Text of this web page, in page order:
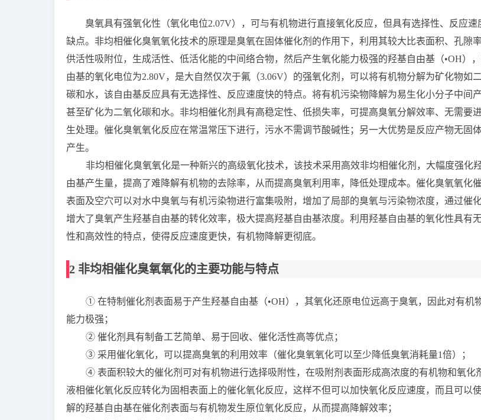
臭氧具有强氧化性（氧化电位2.07V），可与有机物进行直接氧化反应，但具有选择性、反应速
缺点。 非均相催化臭氧氧化技术的原理是臭氧在固体催化剂的作用下，利用其较大比表面积、孔隙
供活性吸附位，生成活性、低活化能的中间络合物，然后产生氧化能力极强的羟基自由基（•OH），
由基的氧化电位为2.80V，是大自然仅次于氟（3.06V）的强氧化剂，可以将有机物分解为矿化物如
碳和水，该自由基反应具有无选择性、反应速度快的特点。 将有机污染物降解为易生化小分子中间产
甚至矿化为二氧化碳和水。非均相催化剂具有高稳定性、低损失率，可提高臭氧分解效率、无需要
生处理。催化臭氧氧化反应在常温常压下进行，污水不需调节酸碱性；另一大优势是反应产物无固
产生。
非均相催化臭氧氧化是一种新兴的高级氧化技术，该技术采用高效非均相催化剂，大幅度强化
由基产生量，提高了难降解有机物的去除率，从而提高臭氧利用率，降低处理成本。催化臭氧氧化
表面及空穴可以对水中臭氧与有机污染物进行富集吸附，增加了局部的臭氧与污染物浓度，通过催
增大了臭氧产生羟基自由基的转化效率，极大提高羟基自由基浓度。利用羟基自由基的氧化性具有
性和高效性的特点，使得反应速度更快，有机物降解更彻底。
2 非均相催化臭氧氧化的主要功能与特点
① 在特制催化剂表面易于产生羟基自由基（•OH），其氧化还原电位远高于臭氧，因此对有机
能力极强；
② 催化剂具有制备工艺简单、易于回收、催化活性高等优点；
③ 采用催化氧化，可以提高臭氧的利用效率（催化臭氧氧化可以至少降低臭氧消耗量1倍）；
④ 表面积较大的催化剂可对有机物进行选择吸附性，在吸附剂表面形成高浓度的有机物和氧化
液相催化氧化反应转化为固相表面上的催化氧化反应，这样不但可以加快氧化反应速度，而且可以
解的羟基自由基在催化剂表面与有机物发生原位氧化反应，从而提高降解效率；